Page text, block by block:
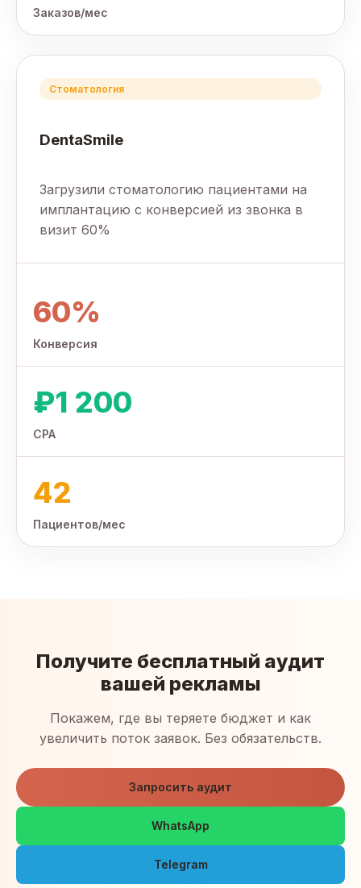
Заказов/мес
Стоматология
DentaSmile
Загрузили стоматологию пациентами на
имплантацию с конверсией из звонка в
визит 60%
60%
Конверсия
₽1 200
CPA
42
Пациентов/мес
Получите бесплатный аудит
вашей рекламы
Покажем, где вы теряете бюджет и как
увеличить поток заявок. Без обязательств.
Запросить аудит
WhatsApp
Telegram